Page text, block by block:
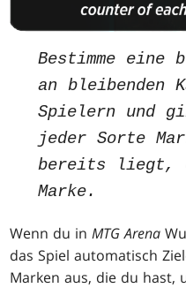
Bestimme eine
an bleibenden
Spielern und
jeder Sorte
bereits liegt,
Marke.
Wenn du inMTG Arena
das Spiel automatisch
Marken aus, die du